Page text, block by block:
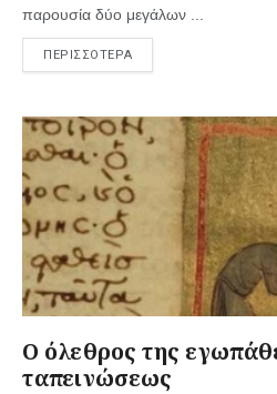
παρουσία δύο μεγάλων ...
ΠΕΡΙΣΣΟΤΕΡΑ
Ο όλεθρος της
ταπεινώσεως